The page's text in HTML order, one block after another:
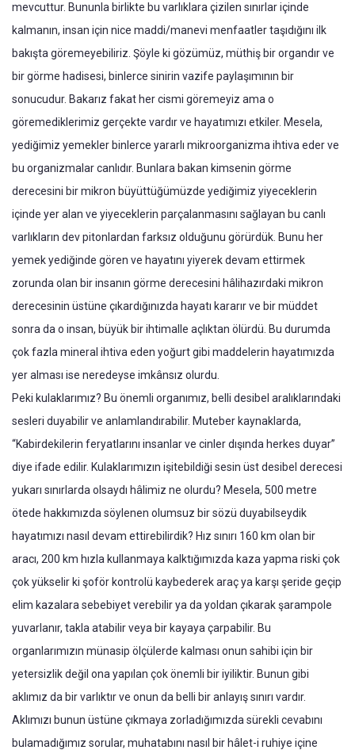
mevcuttur. Bununla birlikte bu varlıklara çizilen sınırlar içinde
kalmanın, insan için nice maddi/manevi menfaatler taşıdığını ilk
bakışta göremeyebiliriz. Şöyle ki gözümüz, müthiş bir organdır ve
bir görme hadisesi, binlerce sinirin vazife paylaşımının bir
sonucudur. Bakarız fakat her cismi göremeyiz ama o
göremediklerimiz gerçekte vardır ve hayatımızı etkiler. Mesela,
yediğimiz yemekler binlerce yararlı mikroorganizma ihtiva eder ve
bu organizmalar canlıdır. Bunlara bakan kimsenin görme
derecesini bir mikron büyüttüğümüzde yediğimiz yiyeceklerin
içinde yer alan ve yiyeceklerin parçalanmasını sağlayan bu canlı
varlıkların dev pitonlardan farksız olduğunu görürdük. Bunu her
yemek yediğinde gören ve hayatını yiyerek devam ettirmek
zorunda olan bir insanın görme derecesini hâlihazırdaki mikron
derecesinin üstüne çıkardığınızda hayatı kararır ve bir müddet
sonra da o insan, büyük bir ihtimalle açlıktan ölürdü. Bu durumda
çok fazla mineral ihtiva eden yoğurt gibi maddelerin hayatımızda
yer alması ise neredeyse imkânsız olurdu.
Peki kulaklarımız? Bu önemli organımız, belli desibel aralıklarındaki
sesleri duyabilir ve anlamlandırabilir. Muteber kaynaklarda,
“Kabirdekilerin feryatlarını insanlar ve cinler dışında herkes duyar”
diye ifade edilir. Kulaklarımızın işitebildiği sesin üst desibel derecesi
yukarı sınırlarda olsaydı hâlimiz ne olurdu? Mesela, 500 metre
ötede hakkımızda söylenen olumsuz bir sözü duyabilseydik
hayatımızı nasıl devam ettirebilirdik? Hız sınırı 160 km olan bir
aracı, 200 km hızla kullanmaya kalktığımızda kaza yapma riski çok
çok yükselir ki şoför kontrolü kaybederek araç ya karşı şeride geçip
elim kazalara sebebiyet verebilir ya da yoldan çıkarak şarampole
yuvarlanır, takla atabilir veya bir kayaya çarpabilir. Bu
organlarımızın münasip ölçülerde kalması onun sahibi için bir
yetersizlik değil ona yapılan çok önemli bir iyiliktir. Bunun gibi
aklımız da bir varlıktır ve onun da belli bir anlayış sınırı vardır.
Aklımızı bunun üstüne çıkmaya zorladığımızda sürekli cevabını
bulamadığımız sorular, muhatabını nasıl bir hâlet-i ruhiye içine